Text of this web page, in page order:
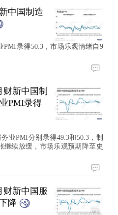
中国制造
PMI录得50.3，市场乐观情绪自9
财新中国制
PMI录得
业PMI分别录得49.3和50.3，制
继续放缓，市场乐观预期降至史
财新中国服
降